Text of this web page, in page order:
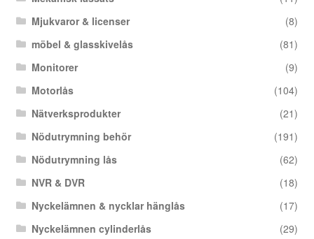
Mjukvaror & licenser
(8)
möbel & glasskivelås
(81)
Monitorer
(9)
Motorlås
(104)
Nätverksprodukter
(21)
Nödutrymning behör
(191)
Nödutrymning lås
(62)
NVR & DVR
(18)
Nyckelämnen & nycklar hänglås
(17)
Nyckelämnen cylinderlås
(29)